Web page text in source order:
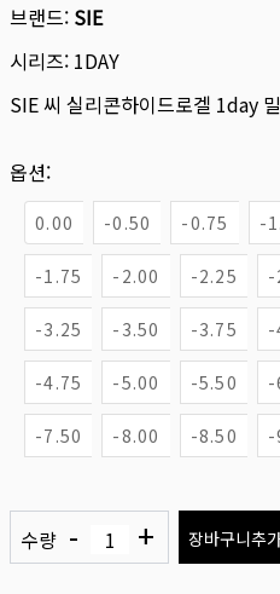
브랜드: SIE
시리즈: 1DAY
SIE 씨 실리콘하이드로겔 1day
옵션:
0.00 -0.50 -0.75 -
-1.75 -2.00 -2.25 -
-3.25 -3.50 -3.75 -
-4.75 -5.00 -5.50 -
-7.50 -8.00 -8.50 -
수량 - + 장바구니추